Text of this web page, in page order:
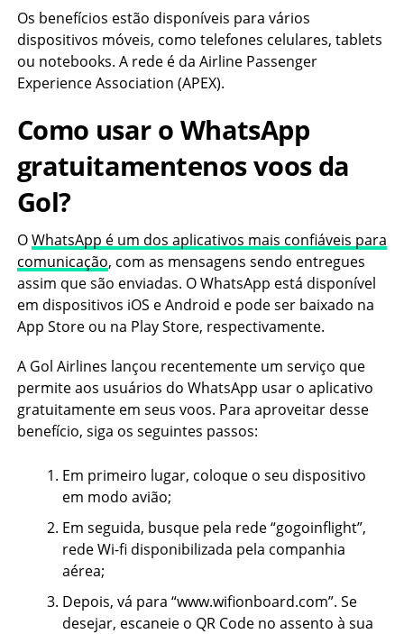
Os benefícios estão disponíveis para vários
dispositivos móveis, como telefones celulares, tablets
ou notebooks. A rede é da Airline Passenger
Experience Association (APEX).
Como usar o WhatsApp
gratuitamentenos voos da
Gol?
OWhatsApp é um dos aplicativos mais confiáveis para
comunicação, com as mensagens sendo entregues
assim que são enviadas. O WhatsApp está disponível
em dispositivos iOS e Android e pode ser baixado na
App Store ou na Play Store, respectivamente.
A Gol Airlines lançou recentemente um serviço que
permite aos usuários do WhatsApp usar o aplicativo
gratuitamente em seus voos. Para aproveitar desse
benefício, siga os seguintes passos:
Em primeiro lugar, coloque o seu dispositivo
em modo avião;
Em seguida, busque pela rede “gogoinflight”,
rede Wi-fi disponibilizada pela companhia
aérea;
Depois, vá para “www.wifionboard.com”. Se
desejar, escaneie o QR Code no assento à sua